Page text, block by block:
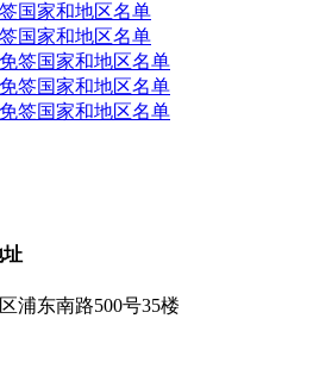
国家和地区名单
国家和地区名单
签国家和地区名单
签国家和地区名单
签国家和地区名单
址
浦东南路500号35楼